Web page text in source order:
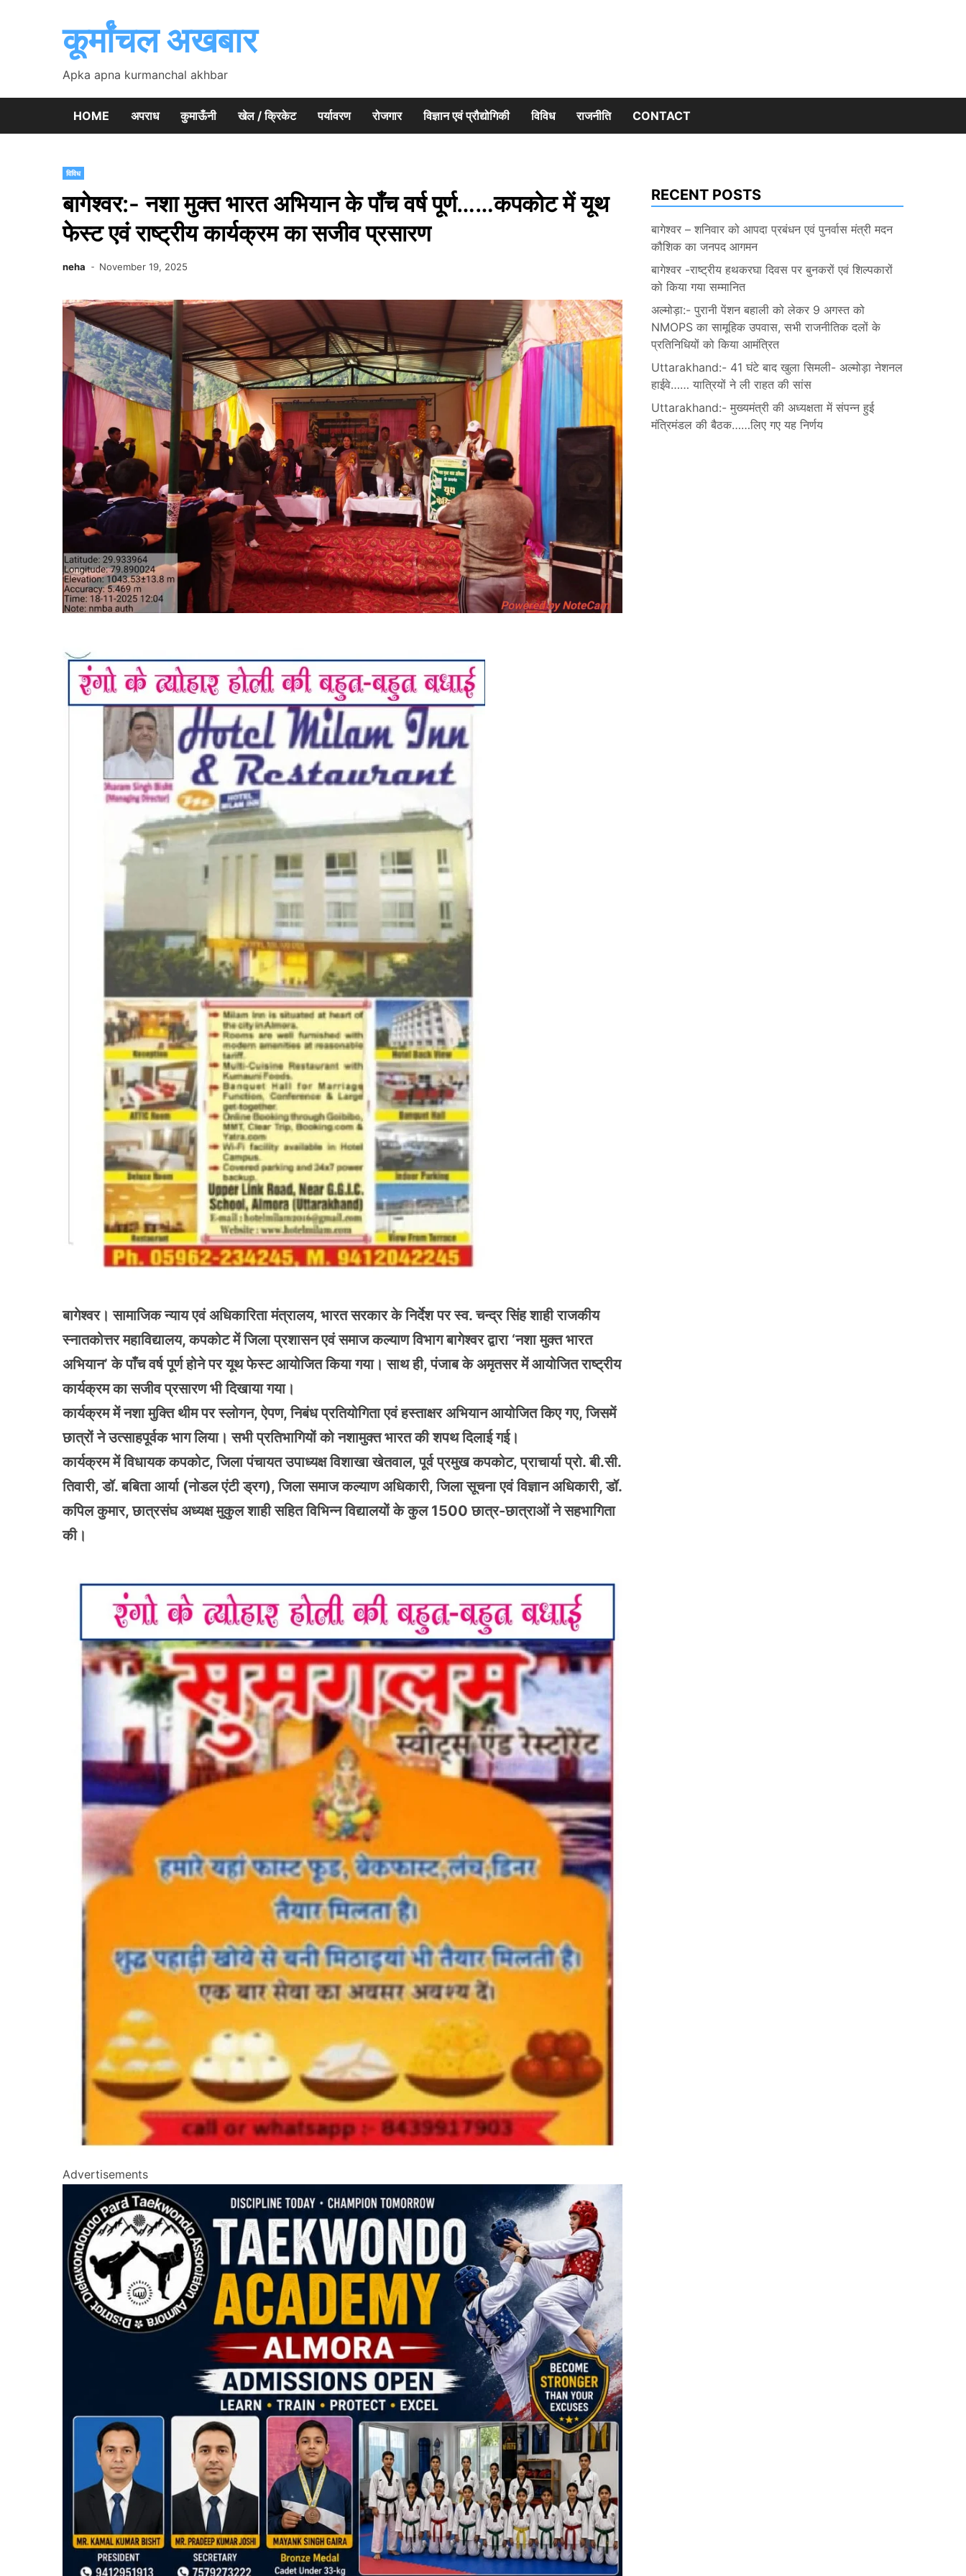
कूर्मांचल अखबार
Apka apna kurmanchal akhbar
HOME अपराध कुमाऊँनी खेल / क्रिकेट पर्यावरण रोजगार विज्ञान एवं प्रौद्योगिकी विविध राजनीति CONTACT
विविध
बागेश्वर:- नशा मुक्त भारत अभियान के पाँच वर्ष पूर्ण……कपकोट में यूथ
फेस्ट एवं राष्ट्रीय कार्यक्रम का सजीव प्रसारण
neha November 19, 2025
बागेश्वर। सामाजिक न्याय एवं अधिकारिता मंत्रालय, भारत सरकार के निर्देश पर स्व. चन्द्र सिंह शाही राजकीय
स्नातकोत्तर महाविद्यालय, कपकोट में जिला प्रशासन एवं समाज कल्याण विभाग बागेश्वर द्वारा ‘नशा मुक्त भारत
अभियान’ के पाँच वर्ष पूर्ण होने पर यूथ फेस्ट आयोजित किया गया। साथ ही, पंजाब के अमृतसर में आयोजित राष्ट्रीय
कार्यक्रम का सजीव प्रसारण भी दिखाया गया।
कार्यक्रम में नशा मुक्ति थीम पर स्लोगन, ऐपण, निबंध प्रतियोगिता एवं हस्ताक्षर अभियान आयोजित किए गए, जिसमें
छात्रों ने उत्साहपूर्वक भाग लिया। सभी प्रतिभागियों को नशामुक्त भारत की शपथ दिलाई गई।
कार्यक्रम में विधायक कपकोट, जिला पंचायत उपाध्यक्ष विशाखा खेतवाल, पूर्व प्रमुख कपकोट, प्राचार्या प्रो. बी.सी.
तिवारी, डॉ. बबिता आर्या (नोडल एंटी ड्रग), जिला समाज कल्याण अधिकारी, जिला सूचना एवं विज्ञान अधिकारी, डॉ.
कपिल कुमार, छात्रसंघ अध्यक्ष मुकुल शाही सहित विभिन्न विद्यालयों के कुल 1500 छात्र-छात्राओं ने सहभागिता
की।
Advertisements
RECENT POSTS
बागेश्वर – शनिवार को आपदा प्रबंधन एवं पुनर्वास मंत्री मदन
कौशिक का जनपद आगमन
बागेश्वर -राष्ट्रीय हथकरघा दिवस पर बुनकरों एवं शिल्पकारों
को किया गया सम्मानित
अल्मोड़ा:- पुरानी पेंशन बहाली को लेकर 9 अगस्त को
NMOPS का सामूहिक उपवास, सभी राजनीतिक दलों के
प्रतिनिधियों को किया आमंत्रित
Uttarakhand:- 41 घंटे बाद खुला सिमली- अल्मोड़ा नेशनल
हाईवे…… यात्रियों ने ली राहत की सांस
Uttarakhand:- मुख्यमंत्री की अध्यक्षता में संपन्न हुई
मंत्रिमंडल की बैठक……लिए गए यह निर्णय